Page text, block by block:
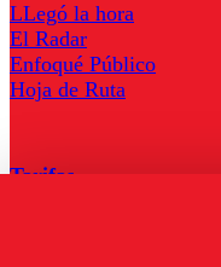
LLegó la hora
El Radar
Enfoqué Público
Hoja de Ruta
Tarifas